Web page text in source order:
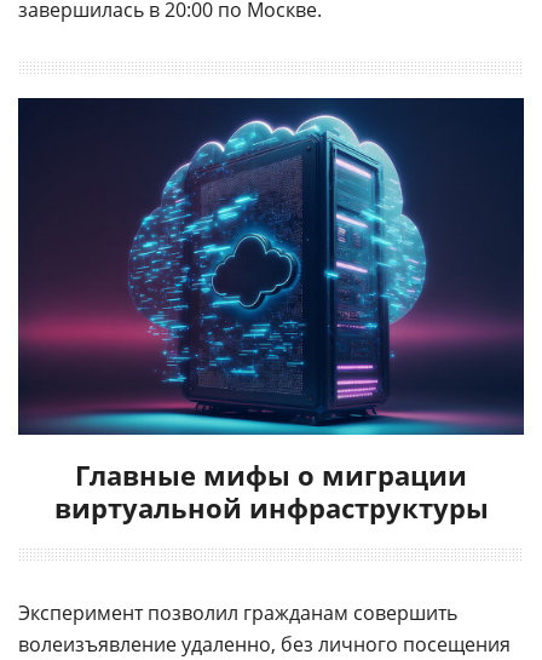
завершилась в 20:00 по Москве.
Главные мифы о миграции
виртуальной инфраструктуры
Эксперимент позволил гражданам совершить
волеизъявление удаленно, без личного посещения